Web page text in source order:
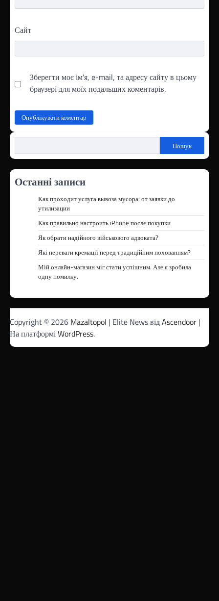
Сайт
Зберегти моє ім'я, e-mail, та адресу сайту в цьому
браузері для моїх подальших коментарів.
Пошук
Останні записи
Как проходит услуга вывоза мусора: от заявки до
утилизации
Как правильно настроить iPhone после покупки
Як обрати надійного військового адвоката?
Які переваги кремації перед традиційним похованням?
Мій онлайн-магазин міг стати успішним. Але я зробила
одну помилку.
Copyright © 2026 Mazaltopol | Elite News відAscendoor |
На платформіWordPress.